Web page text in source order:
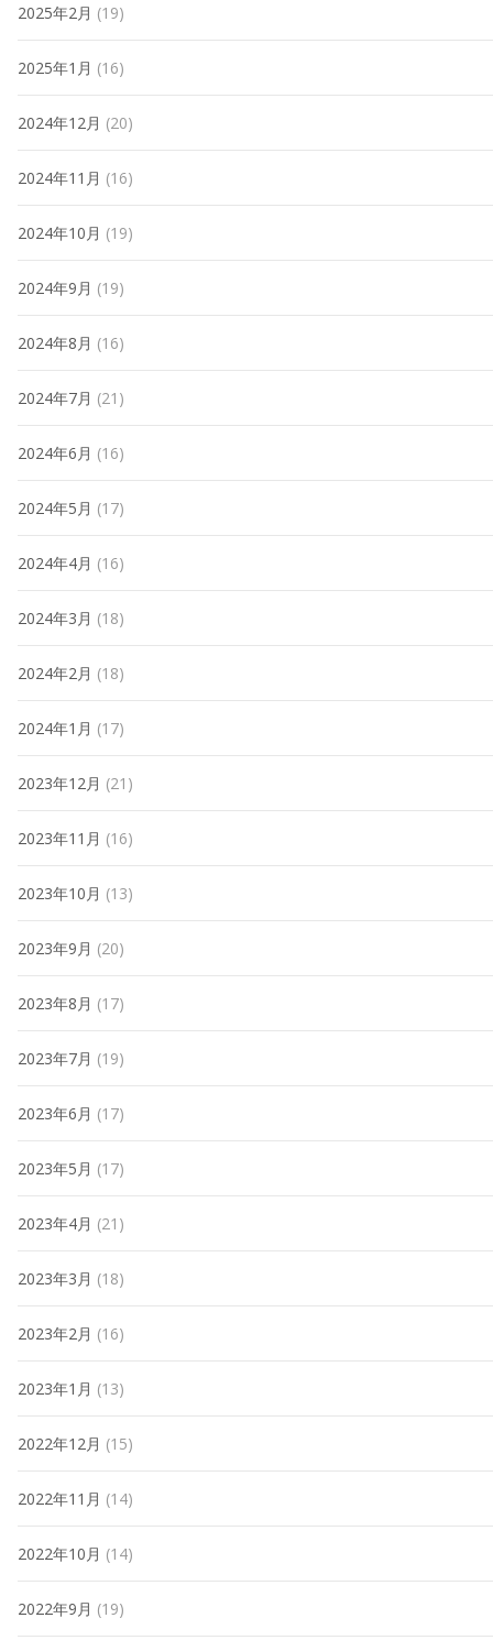
2025年2月 (19)
2025年1月 (16)
2024年12月 (20)
2024年11月 (16)
2024年10月 (19)
2024年9月 (19)
2024年8月 (16)
2024年7月 (21)
2024年6月 (16)
2024年5月 (17)
2024年4月 (16)
2024年3月 (18)
2024年2月 (18)
2024年1月 (17)
2023年12月 (21)
2023年11月 (16)
2023年10月 (13)
2023年9月 (20)
2023年8月 (17)
2023年7月 (19)
2023年6月 (17)
2023年5月 (17)
2023年4月 (21)
2023年3月 (18)
2023年2月 (16)
2023年1月 (13)
2022年12月 (15)
2022年11月 (14)
2022年10月 (14)
2022年9月 (19)